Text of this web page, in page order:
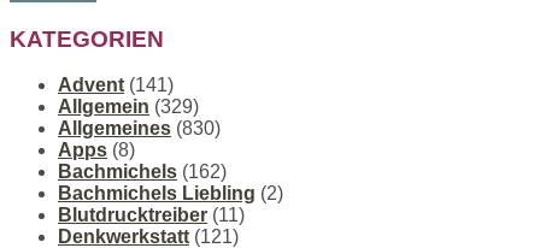
KATEGORIEN
Advent (141)
Allgemein (329)
Allgemeines (830)
Apps (8)
Bachmichels (162)
Bachmichels Liebling (2)
Blutdrucktreiber (11)
Denkwerkstatt (121)